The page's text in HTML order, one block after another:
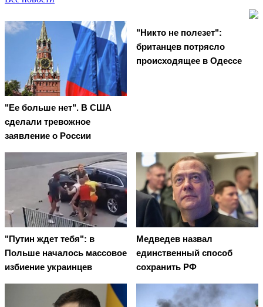
"Ее больше нет". В США
сделали тревожное
заявление о России
"Никто не полезет":
британцев потрясло
происходящее в Одессе
"Путин ждет тебя": в
Польше началось массовое
избиение украинцев
Медведев назвал
единственный способ
сохранить РФ